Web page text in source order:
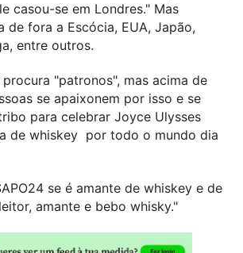
casou-se em Londres." Mas
de fora a Escócia, EUA, Japão,
entre outros.
procura "patronos", mas acima de
se apaixonem por isso e se
para celebrar Joyce Ulysses
de whiskey por todo o mundo dia
se é amante de whiskey e de
amante e bebo whisky."